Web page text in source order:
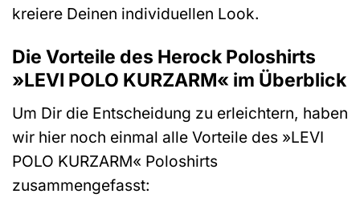
kreiere Deinen individuellen Look.
Die Vorteile des Herock Poloshirts
»LEVI POLO KURZARM« im Überblick
Um Dir die Entscheidung zu erleichtern, haben
wir hier noch einmal alle Vorteile des »LEVI
POLO KURZARM« Poloshirts
zusammengefasst: